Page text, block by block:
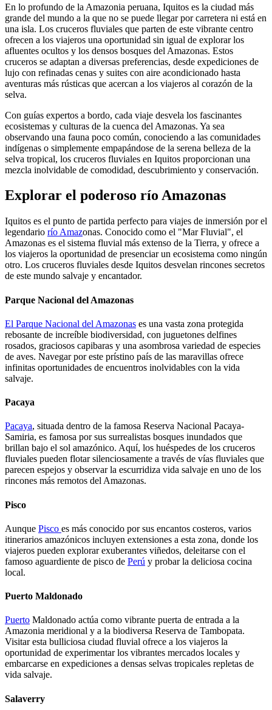
En lo profundo de la Amazonia peruana, Iquitos es la ciudad más
grande del mundo a la que no se puede llegar por carretera ni está en
una isla. Los cruceros fluviales que parten de este vibrante centro
ofrecen a los viajeros una oportunidad sin igual de explorar los
afluentes ocultos y los densos bosques del Amazonas. Estos
cruceros se adaptan a diversas preferencias, desde expediciones de
lujo con refinadas cenas y suites con aire acondicionado hasta
aventuras más rústicas que acercan a los viajeros al corazón de la
selva.
Con guías expertos a bordo, cada viaje desvela los fascinantes
ecosistemas y culturas de la cuenca del Amazonas. Ya sea
observando una fauna poco común, conociendo a las comunidades
indígenas o simplemente empapándose de la serena belleza de la
selva tropical, los cruceros fluviales en Iquitos proporcionan una
mezcla inolvidable de comodidad, descubrimiento y conservación.
Explorar el poderoso río Amazonas
Iquitos es el punto de partida perfecto para viajes de inmersión por el
legendario río Amazonas. Conocido como el "Mar Fluvial", el
Amazonas es el sistema fluvial más extenso de la Tierra, y ofrece a
los viajeros la oportunidad de presenciar un ecosistema como ningún
otro. Los cruceros fluviales desde Iquitos desvelan rincones secretos
de este mundo salvaje y encantador.
Parque Nacional del Amazonas
El Parque Nacional del Amazonas es una vasta zona protegida
rebosante de increíble biodiversidad, con juguetones delfines
rosados, graciosos capibaras y una asombrosa variedad de especies
de aves. Navegar por este prístino país de las maravillas ofrece
infinitas oportunidades de encuentros inolvidables con la vida
salvaje.
Pacaya
Pacaya, situada dentro de la famosa Reserva Nacional Pacaya-
Samiria, es famosa por sus surrealistas bosques inundados que
brillan bajo el sol amazónico. Aquí, los huéspedes de los cruceros
fluviales pueden flotar silenciosamente a través de vías fluviales que
parecen espejos y observar la escurridiza vida salvaje en uno de los
rincones más remotos del Amazonas.
Pisco
Aunque Pisco es más conocido por sus encantos costeros, varios
itinerarios amazónicos incluyen extensiones a esta zona, donde los
viajeros pueden explorar exuberantes viñedos, deleitarse con el
famoso aguardiente de pisco de Perú y probar la deliciosa cocina
local.
Puerto Maldonado
Puerto Maldonado actúa como vibrante puerta de entrada a la
Amazonia meridional y a la biodiversa Reserva de Tambopata.
Visitar esta bulliciosa ciudad fluvial ofrece a los viajeros la
oportunidad de experimentar los vibrantes mercados locales y
embarcarse en expediciones a densas selvas tropicales repletas de
vida salvaje.
Salaverry